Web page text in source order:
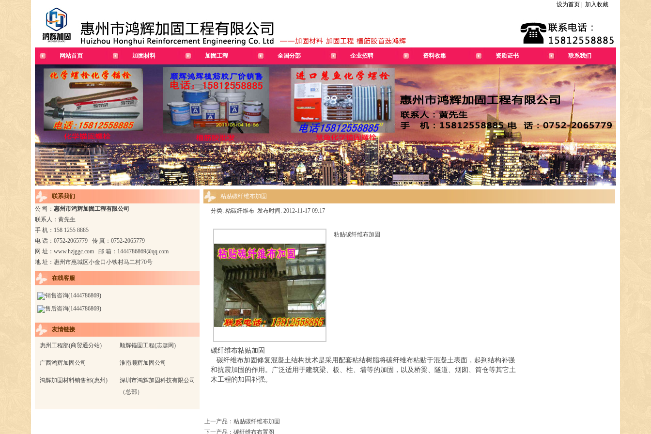
设为首页 加入收藏
网站首页 加固材料 加固工程 全国分部 企业招聘 资料收集 资质证书 联系我们
联系我们
公 司： 惠州市鸿辉加固工程有限公司
联系人：黄先生
手 机：158 1255 8885
电 话：0752-2065779 传 真：0752-2065779
网 址： www.hzjggc.com 邮 箱： 1444786869@qq.com
地 址：惠州市惠城区小金口小铁村马二村70号
在线客服
销售咨询(1444786869)
售后咨询(1444786869)
友情链接
惠州工程部(商贸通分站) 顺辉锚固工程(志趣网)
广西鸿辉加固公司 淮南顺辉加固公司
鸿辉加固材料销售部(惠州)
深圳市鸿辉加固科技有限公司
（总部）
粘贴碳纤维布加固
分类: 粘碳纤维布 发布时间: 2012-11-17 09:17
粘贴碳纤维布加固
碳纤维布粘贴加固
碳纤维布加固修复混凝土结构技术是采用配套粘结树脂将碳纤维布粘贴于混凝土表面，起到结构补强
和抗震加固的作用。广泛适用于建筑梁、板、柱、墙等的加固，以及桥梁、隧道、烟囱、筒仓等其它土
木工程的加固补强。
上一产品： 粘贴碳纤维布加固
下一产品 ： 碳纤维布布置图